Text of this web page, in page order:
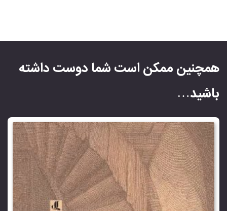
همچنین ممکن است شما دوست داشته
باشید…